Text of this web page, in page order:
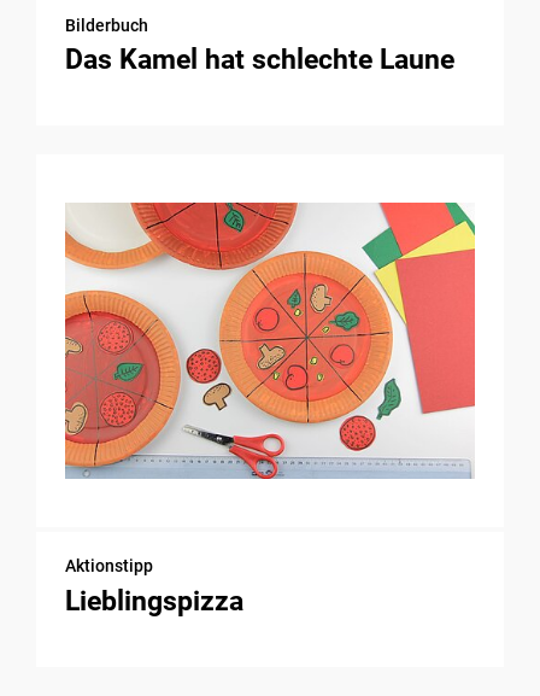
Bilderbuch
Das Kamel hat schlechte Laune
Aktionstipp
Lieblingspizza